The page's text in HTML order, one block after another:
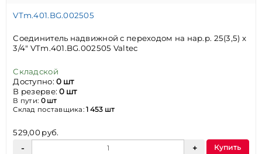
VTm.401.BG.002505
Соединитель надвижной с переходом на нар.р. 25(3,5) х
3/4" VTm.401.BG.002505 Valtec
Складской
Доступно:0 шт
В резерве:0 шт
В пути: 0 шт
Склад поставщика:1 453 шт
529,00 руб.
Купить